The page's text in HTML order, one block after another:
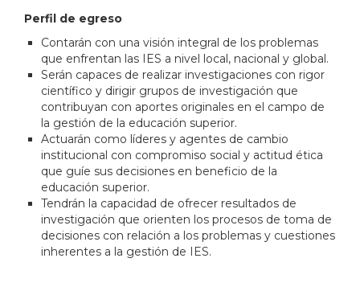
Perfil de egreso
Contarán con una visión integral de los problemas
que enfrentan las IES a nivel local, nacional y global.
Serán capaces de realizar investigaciones con rigor
científico y dirigir grupos de investigación que
contribuyan con aportes originales en el campo de
la gestión de la educación superior.
Actuarán como líderes y agentes de cambio
institucional con compromiso social y actitud ética
que guíe sus decisiones en beneficio de la
educación superior.
Tendrán la capacidad de ofrecer resultados de
investigación que orienten los procesos de toma de
decisiones con relación a los problemas y cuestiones
inherentes a la gestión de IES.